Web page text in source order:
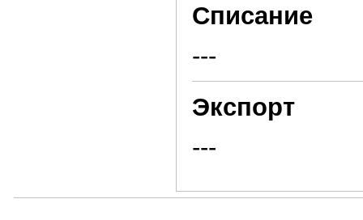
Списание
---
Экспорт
---